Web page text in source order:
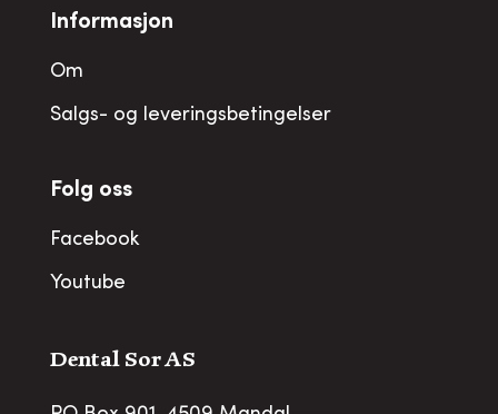
Informasjon
Om
Salgs- og leveringsbetingelser
Folg oss
Facebook
Youtube
Dental Sor AS